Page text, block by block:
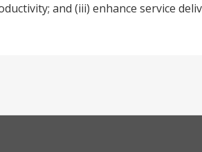
and (iii) enhance service